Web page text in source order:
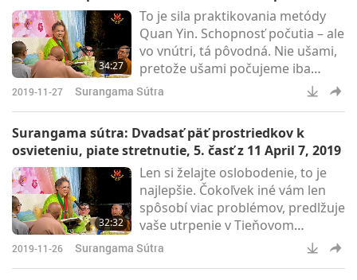
34:27
To je sila praktikovania metódy
Quan Yin. Schopnosť počutia – ale
vo vnútri, tá pôvodná. Nie ušami,
pretože ušami počujeme iba
vonku. Takže, keď prerušíme
žiadny zvuk okolo nás, potom
počujeme pravé kázanie, pravú
Dharmu, a dosiahneme skutočnú
moc.
2019-11-27 Surangama Sútra
Surangama sútra: Dvadsať päť prostriedkov k
osvieteniu, piate stretnutie, 5. časť z 11 April 7, 2019
32:32
Len si želajte oslobodenie, to je
najlepšie. Čokoľvek iné vám len
spôsobí viac problémov, predlžuje
vaše utrpenie v Tieňovom
vesmíre, dokonca aj vo vysokom
2019-11-26 Surangama Sútra